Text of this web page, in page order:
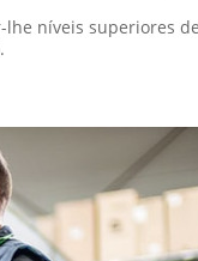
níveis superiores